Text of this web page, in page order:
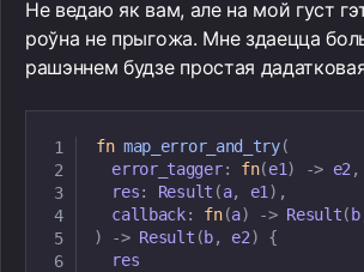
Не ведаю як вам, але на мой густ
роўна не прыгожа. Мне здаецца
рашэннем будзе простая
fn map_error_and_try(
  error_tagger
: fn(e1) -> e2 ,
  res
: Result (a, e1 ) ,
  callback
: fn(a) -> Result( b
)
-> Result (b, e2)
{
  res